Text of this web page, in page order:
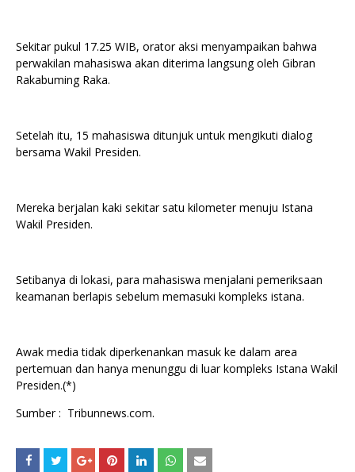
Sekitar pukul 17.25 WIB, orator aksi menyampaikan bahwa
perwakilan mahasiswa akan diterima langsung oleh Gibran
Rakabuming Raka.
Setelah itu, 15 mahasiswa ditunjuk untuk mengikuti dialog
bersama Wakil Presiden.
Mereka berjalan kaki sekitar satu kilometer menuju Istana
Wakil Presiden.
Setibanya di lokasi, para mahasiswa menjalani pemeriksaan
keamanan berlapis sebelum memasuki kompleks istana.
Awak media tidak diperkenankan masuk ke dalam area
pertemuan dan hanya menunggu di luar kompleks Istana Wakil
Presiden.(*)
Sumber : Tribunnews.com.